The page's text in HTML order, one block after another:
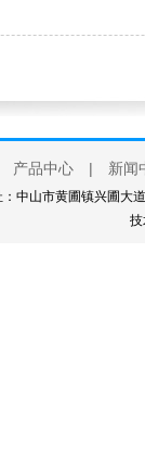
产品中心 | 新闻
中山市黄圃镇兴圃大